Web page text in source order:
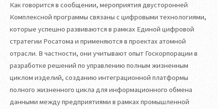
Как говорится в сообщении, мероприятия двусторонней
Комплексной программы связаны с цифровыми технологиями,
которые успешно развиваются в рамках Единой цифровой
стратегии Росатома и применяются в проектах атомной
отрасли. В частности, они учитывают опыт Госкорпорации в
разработке решений по управлению полным жизненным
циклом изделий, созданию интеграционной платформы
полного жизненного цикла для информационного обмена
данными между предприятиями в рамках промышленной